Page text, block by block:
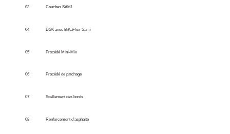
Couches SAMI
03
DSK avec BiKaFlex-Sami
04
Procédé Mini-Mix
05
Procédé de patchage
06
Scellement des bords
07
Renforcement d’asphalte
08